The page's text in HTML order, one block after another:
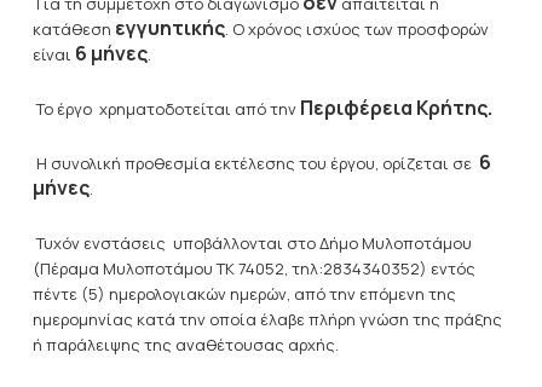
κατάθεση εγγυητικής. Ο χρόνος ισχύος των προσφορών
είναι 6 μήνες.
Το έργο χρηματοδοτείται από την Περιφέρεια Κρήτης.
Η συνολική προθεσμία εκτέλεσης του έργου, ορίζεται σε 6
μήνες.
Τυχόν ενστάσεις υποβάλλονται στο Δήμο Μυλοποτάμου
(Πέραμα Μυλοποτάμου ΤΚ 74052, τηλ:2834340352) εντός
πέντε (5) ημερολογιακών ημερών, από την επόμενη της
ημερομηνίας κατά την οποία έλαβε πλήρη γνώση της πράξης
ή παράλειψης της αναθέτουσας αρχής.